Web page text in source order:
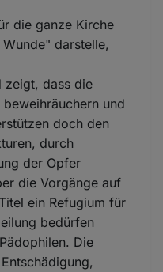
die ganze Kirche
darstelle,
zeigt, dass die
und
doch den
durch
der Opfer
die Vorgänge auf
ein Refugium für
bedürfen
Die